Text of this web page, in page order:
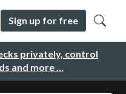
privately, control
and more …
Sign up for free